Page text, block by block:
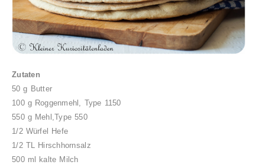
Zutaten
50 g Butter
100 g Roggenmehl, Type 1150
550 g Mehl,Type 550
1/2 Würfel Hefe
1/2 TL Hirschhornsalz
500 ml kalte Milch